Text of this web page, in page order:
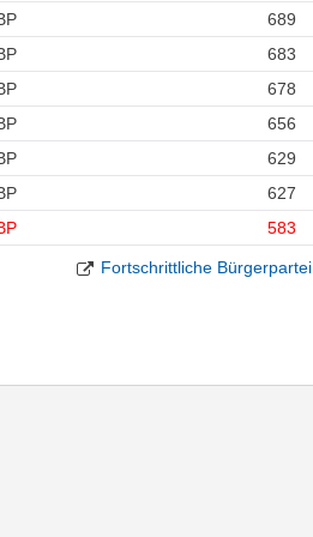
689
683
678
656
629
627
583
Fortschrittliche Bürgerpartei